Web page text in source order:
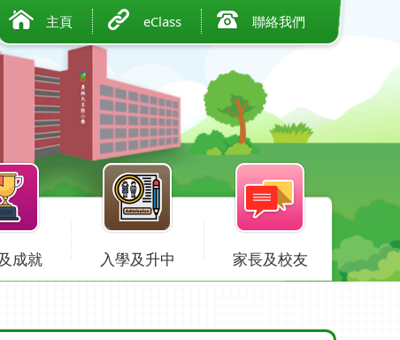
主頁 eClass 聯絡我們
成就 入學及升中 家長及校友